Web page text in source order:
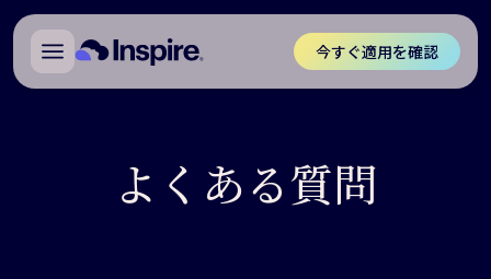
今すぐ適用を確認
よくある質問